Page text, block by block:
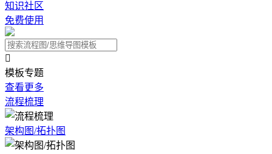
知识社区
免费使用

模板专题
查看更多
流程梳理
架构图/拓扑图